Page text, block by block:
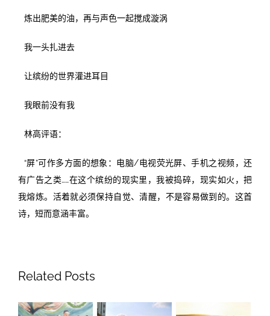
炼出肥美的油，再与声色一起搅成漩涡
我一头扎进去
让缤纷的世界灌进耳目
我眼前没有我
林高评语：
“屏”可作多方面的想象：电脑/电视荧光屏、手机之视频，还
有广告之类……在这个缤纷的现实里，我被捣碎，现实如火，把
我熔炼。活着就必须保持自觉、清醒，不是容易做到的。这首
诗，短而意涵丰富。
Related Posts